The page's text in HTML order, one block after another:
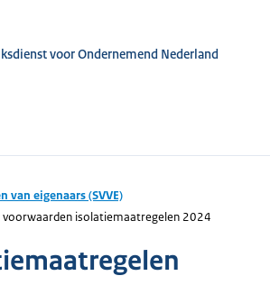
voor Ondernemend Nederland
eigenaars (SVVE)
voorwaarden isolatiemaatregelen 2024